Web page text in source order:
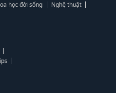
học đời sống
Nghệ thuật